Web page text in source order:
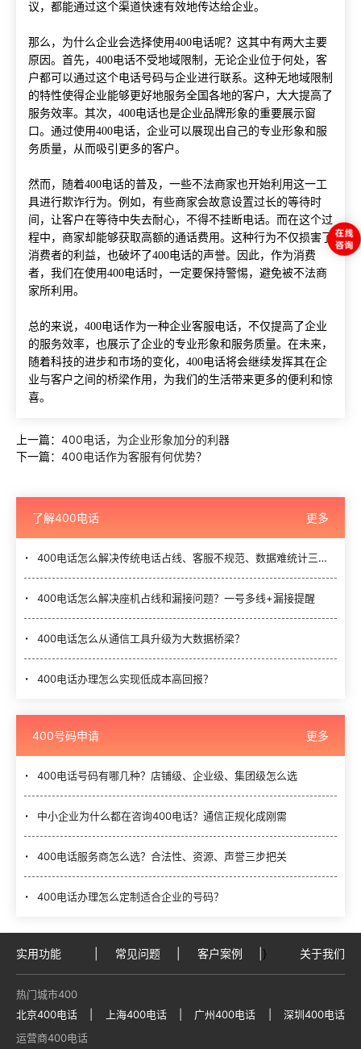
议，都能通过这个渠道快速有效地传达给企业。
那么，为什么企业会选择使用400电话呢？这其中有两大主要
原因。首先，400电话不受地域限制，无论企业位于何处，客
户都可以通过这个电话号码与企业进行联系。这种无地域限制
的特性使得企业能够更好地服务全国各地的客户，大大提高了
服务效率。其次，400电话也是企业品牌形象的重要展示窗
口。通过使用400电话，企业可以展现出自己的专业形象和服
务质量，从而吸引更多的客户。
然而，随着400电话的普及，一些不法商家也开始利用这一工
具进行欺诈行为。例如，有些商家会故意设置过长的等待时
间，让客户在等待中失去耐心，不得不挂断电话。而在这个过
程中，商家却能够获取高额的通话费用。这种行为不仅损害了
消费者的利益，也破坏了400电话的声誉。因此，作为消费
者，我们在使用400电话时，一定要保持警惕，避免被不法商
家所利用。
总的来说，400电话作为一种企业客服电话，不仅提高了企业
的服务效率，也展示了企业的专业形象和服务质量。在未来，
随着科技的进步和市场的变化，400电话将会继续发挥其在企
业与客户之间的桥梁作用，为我们的生活带来更多的便利和惊
喜。
上一篇： 400电话，为企业形象加分的利器
下一篇： 400电话作为客服有何优势？
了解400电话 更多
400电话怎么解决传统电话占线、客服不规范、数据难统计三大难题？
400电话怎么解决座机占线和漏接问题？一号多线+漏接提醒
400电话怎么从通信工具升级为大数据桥梁？
400电话办理怎么实现低成本高回报？
400号码申请 更多
400电话号码有哪几种？店铺级、企业级、集团级怎么选
中小企业为什么都在咨询400电话？通信正规化成刚需
400电话服务商怎么选？合法性、资源、声誉三步把关
400电话办理怎么定制适合企业的号码？
实用功能 常见问题 客户案例 } 关于我们
热门城市400
北京400电话
上海400电话 广州400电话
深圳400电话
运营商400电话